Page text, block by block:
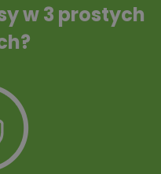
10 projektów małej
w 3 prostych